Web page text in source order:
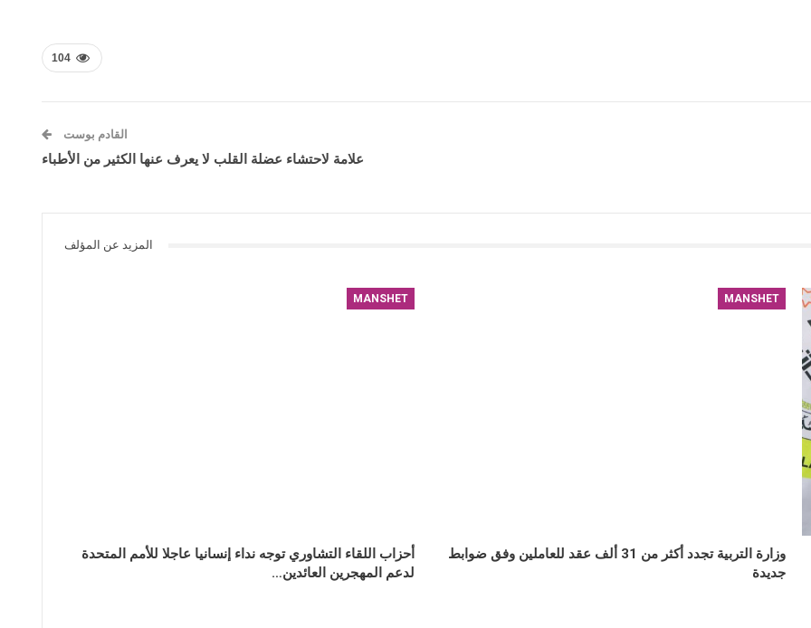
104
القادم بوست
علامة لاحتشاء عضلة القلب لا يعرف عنها الكثير من الأطباء
المزيد عن المؤلف
MANSHET
وزارة التربية تجدد أكثر من 31 ألف عقد للعاملين وفق ضوابط
جديدة
MANSHET
أحزاب اللقاء التشاوري توجه نداء إنسانيا عاجلا للأمم المتحدة
لدعم المهجرين العائدين…